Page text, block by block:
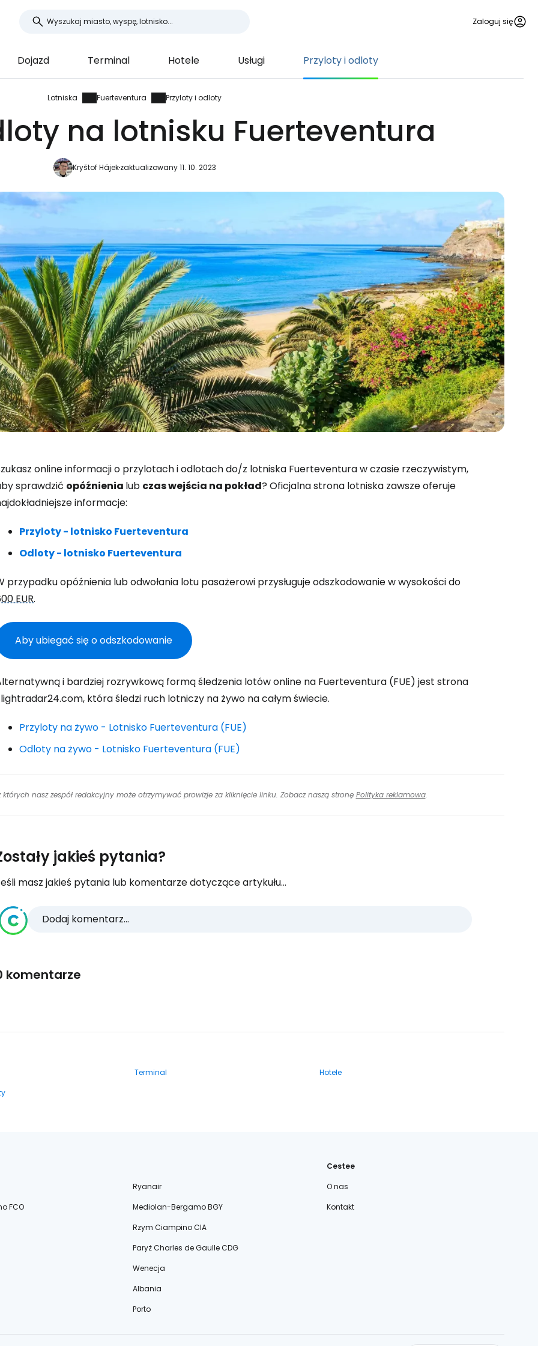
Zaloguj się
Dojazd Terminal Hotele Usługi Przyloty i odloty
Lotniska Fuerteventura Przyloty i odloty
na lotnisku Fuerteventura
Kryštof Hájekzaktualizowany 11. 10. 2023
online informacji o przylotach i odlotach do/z lotniska Fuerteventura w czasie rzeczywistym,
sprawdzić opóźnienia lub czas wejścia na pokład? Oficjalna strona lotniska zawsze oferuje
informacje:
Przyloty - lotnisko Fuerteventura
Odloty - lotnisko Fuerteventura
przypadku opóźnienia lub odwołania lotu pasażerowi przysługuje odszkodowanie w wysokości do
EUR.
Aby ubiegać się o odszkodowanie
i bardziej rozrywkową formą śledzenia lotów online na Fuerteventura (FUE) jest strona
która śledzi ruch lotniczy na żywo na całym świecie.
Przyloty na żywo - Lotnisko Fuerteventura (FUE)
Odloty na żywo - Lotnisko Fuerteventura (FUE)
nasz zespół redakcyjny może otrzymywać prowizje za kliknięcie linku. Zobacz naszą stronę Polityka reklamowa.
jakieś pytania?
masz jakieś pytania lub komentarze dotyczące artykułu...
Dodaj komentarz...
komentarze
Terminal
Hotele
Ryanair
FCO
Mediolan-Bergamo BGY
Rzym Ciampino CIA
Paryż Charles de Gaulle CDG
Wenecja
Albania
Porto
Cestee
O nas
Kontakt
Zaloguj się do Cestee
... światowej społeczności podróżniczej